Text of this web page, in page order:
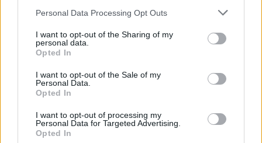
Personal Data Processing Opt Outs
I want to opt-out of the Sharing of my
personal data.
Opted In
I want to opt-out of the Sale of my
Personal Data.
Opted In
I want to opt-out of processing my
Personal Data for Targeted Advertising.
Opted In
ΑΠΕ-ΜΠΕ